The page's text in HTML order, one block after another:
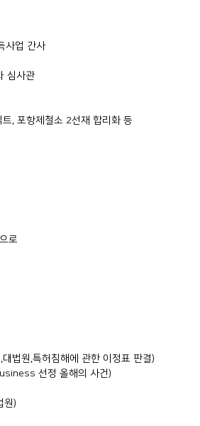
사업 간사
심사관
, 포항제철소 2선재 합리화 등
로
법원,특허침해에 관한 이정표 판결)
선정 올해의 사건)
원)